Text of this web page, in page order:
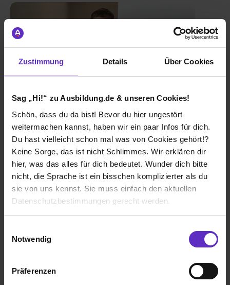
Zustimmung Details Über Cookies
Sag „Hi!“ zu Ausbildung.de & unseren Cookies!
Schön, dass du da bist! Bevor du hier ungestört
weitermachen kannst, haben wir ein paar Infos für dich.
Du hast vielleicht schon mal was von Cookies gehört!?
Keine Sorge, das ist nicht Schlimmes. Wir erklären dir
hier, was das alles für dich bedeutet. Wunder dich bitte
nicht, die Sprache ist ein bisschen komplizierter als du
sie von uns kennst. Sie muss einfach den aktuellen
Datenschutzbestimmungen gerecht werden.
Benutzung der Webseite getroffenen Einstellungen zu
Notwendig
Präferenzen
Fabian
Industriekaufmann/-frau
Interview lesen